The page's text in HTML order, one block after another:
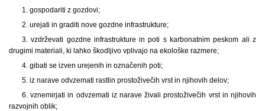
1. gospodariti z gozdovi;
2. urejati in graditi nove gozdne infrastrukture;
3. vzdrževati gozdne infrastrukture in poti s karbonatnim peskom ali z
drugimi materiali, ki lahko škodljivo vplivajo na ekološke razmere;
4. gibati se izven urejenih in označenih poti;
5. iz narave odvzemati rastlin prostoživečih vrst in njihovih delov;
6. vznemirjati in odvzemati iz narave živali prostoživečih vrst in njihovih
razvojnih oblik;